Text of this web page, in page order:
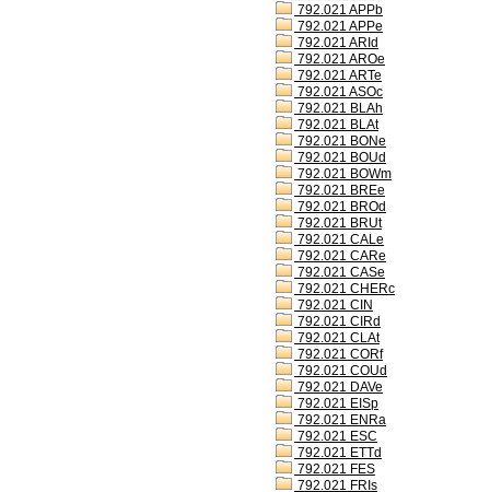
792.021 APPb
792.021 APPe
792.021 ARId
792.021 AROe
792.021 ARTe
792.021 ASOc
792.021 BLAh
792.021 BLAt
792.021 BONe
792.021 BOUd
792.021 BOWm
792.021 BREe
792.021 BROd
792.021 BRUt
792.021 CALe
792.021 CARe
792.021 CASe
792.021 CHERc
792.021 CIN
792.021 CIRd
792.021 CLAt
792.021 CORf
792.021 COUd
792.021 DAVe
792.021 EISp
792.021 ENRa
792.021 ESC
792.021 ETTd
792.021 FES
792.021 FRIs